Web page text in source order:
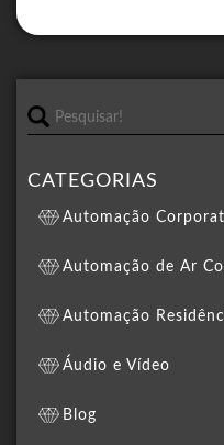
CATEGORIAS
Automação
Automação de Ar
Automação
Áudio e Vídeo
Blog